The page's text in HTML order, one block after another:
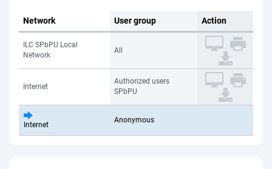
Network User group Action
ILC SPbPU Local
Network
All
Internet
Authorized users
SPbPU
Internet
Anonymous